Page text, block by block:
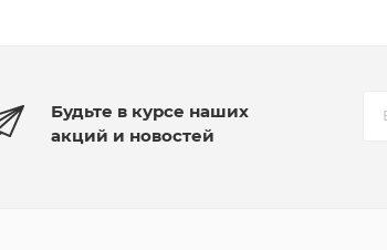
Будьте в курсе наших
акций и новостей